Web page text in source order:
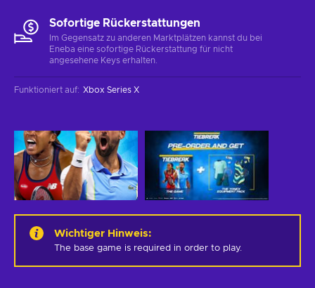
Sofortige Rückerstattungen
Im Gegensatz zu anderen Marktplätzen kannst du bei
Eneba eine sofortige Rückerstattung für nicht
angesehene Keys erhalten.
Funktioniert auf: Xbox Series X
Wichtiger Hinweis:
The base game is required in order to play.